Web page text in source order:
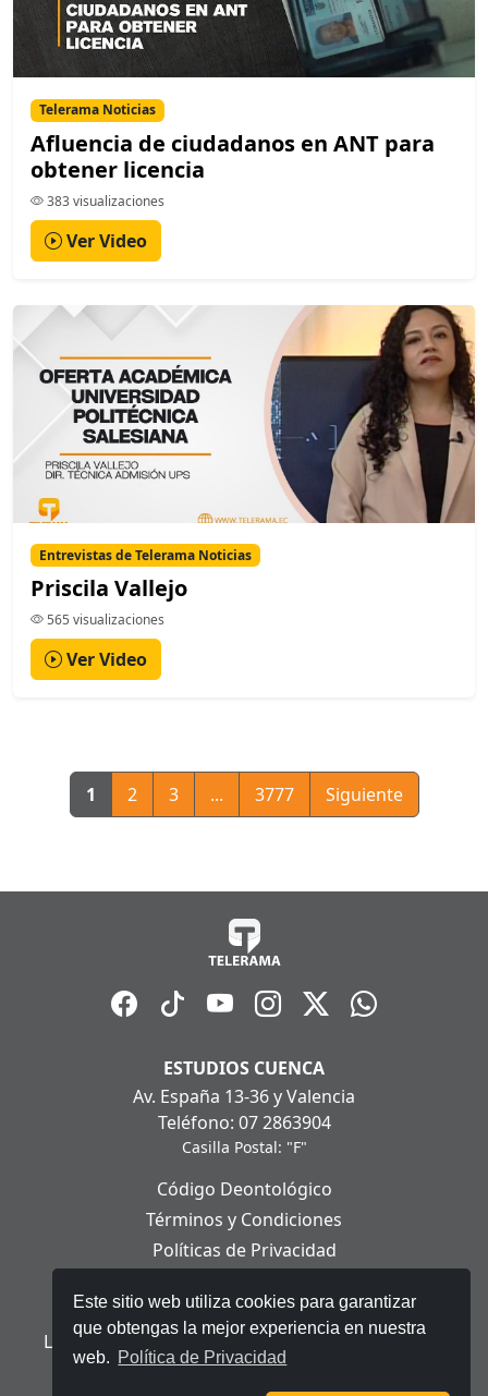
Este sitio web utiliza cookies para garantizar
que obtengas la mejor experiencia en nuestra
web. Política de Privacidad
Telerama Noticias
Afluencia de ciudadanos en ANT para
obtener licencia
383 visualizaciones
Ver Video
Entrevistas de Telerama Noticias
Priscila Vallejo
565 visualizaciones
Ver Video
1 2 3 ... 3777 Siguiente
ESTUDIOS CUENCA
Av. España 13-36 y Valencia
Teléfono: 07 2863904
Casilla Postal: "F"
Código Deontológico
Términos y Condiciones
Políticas de Privacidad
Aviso Legal
Ley Orgánica de Protección de Datos Personales